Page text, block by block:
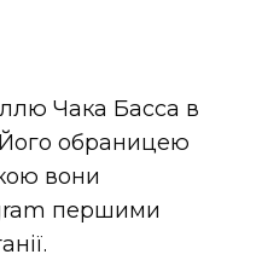
Чака Басса в
Його обраницею
вони
першими